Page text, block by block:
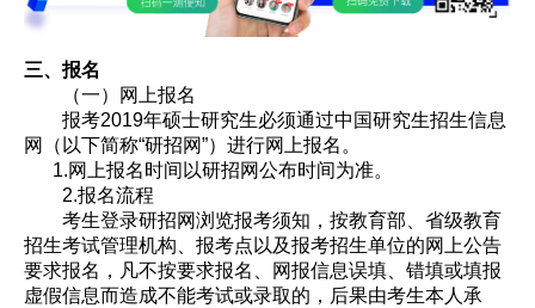
三、报名
（一）网上报名
报考2019年硕士研究生必须通过中国研究生招生信息
网（以下简称“研招网”）进行网上报名。
1.网上报名时间以研招网公布时间为准。
2.报名流程
考生登录研招网浏览报考须知，按教育部、省级教育
招生考试管理机构、报考点以及报考招生单位的网上公告
要求报名，凡不按要求报名、网报信息误填、错填或填报
虚假信息而造成不能考试或录取的，后果由考生本人承